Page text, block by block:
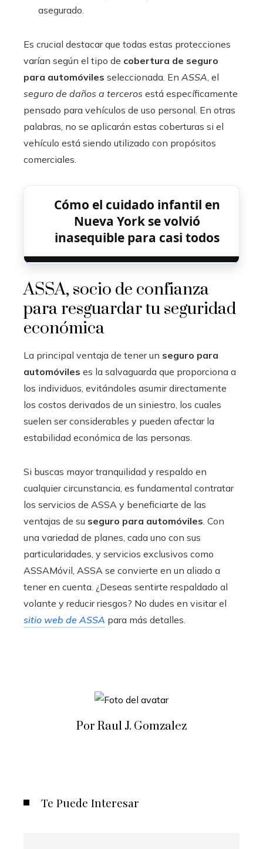
asegurado.
Es crucial destacar que todas estas protecciones
varían según el tipo de cobertura de seguro
para automóviles seleccionada. En ASSA , el
seguro de daños a terceros está específicamente
pensado para vehículos de uso personal. En otras
palabras, no se aplicarán estas coberturas si el
vehículo está siendo utilizado con propósitos
comerciales.
Cómo el cuidado infantil en
Nueva York se volvió
inasequible para casi todos
ASSA, socio de confianza
para resguardar tu seguridad
económica
La principal ventaja de tener un seguro para
automóviles es la salvaguarda que proporciona a
los individuos, evitándoles asumir directamente
los costos derivados de un siniestro, los cuales
suelen ser considerables y pueden afectar la
estabilidad económica de las personas.
Si buscas mayor tranquilidad y respaldo en
cualquier circunstancia, es fundamental contratar
los servicios de ASSA y beneficiarte de las
ventajas de su seguro para automóviles . Con
una variedad de planes, cada uno con sus
particularidades, y servicios exclusivos como
ASSAMóvil, ASSA se convierte en un aliado a
tener en cuenta. ¿Deseas sentirte respaldado al
volante y reducir riesgos? No dudes en visitar el
sitio web de ASSA para más detalles.
Por Raul J. Gomzalez
Te Puede Interesar